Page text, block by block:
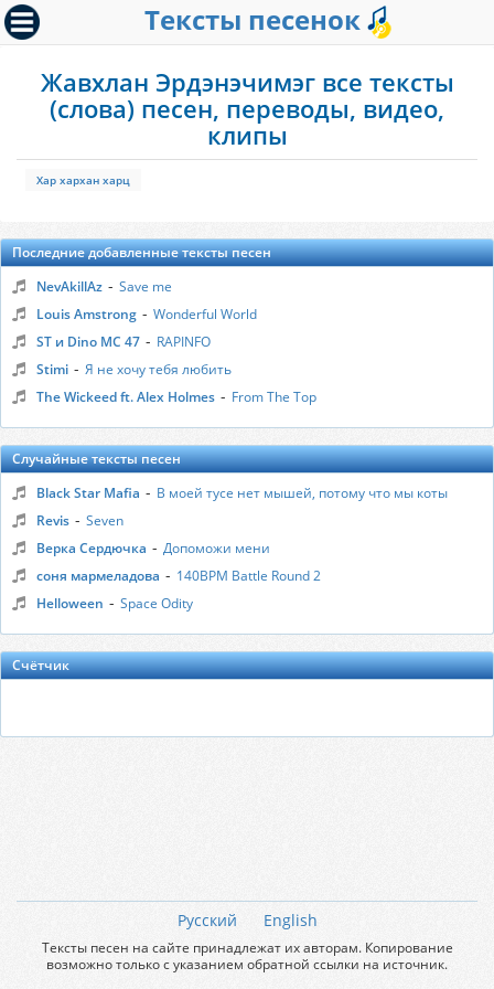
Тексты песенок
Жавхлан Эрдэнэчимэг все тексты
(слова) песен, переводы, видео,
клипы
Хар хархан харц
Последние добавленные тексты песен
NevAkillAz - Save me
Louis Amstrong - Wonderful World
ST и Dino MC 47 - RAPINFO
Stimi - Я не хочу тебя любить
The Wickeed ft. Alex Holmes - From The Top
Случайные тексты песен
Black Star Mafia - В моей тусе нет мышей, потому что мы коты
Revis - Seven
Верка Сердючка - Допоможи мени
соня мармеладова - 140BPM Battle Round 2
Helloween - Space Odity
Счётчик
Русский English
Тексты песен на сайте принадлежат их авторам. Копирование
возможно только с указанием обратной ссылки на источник.